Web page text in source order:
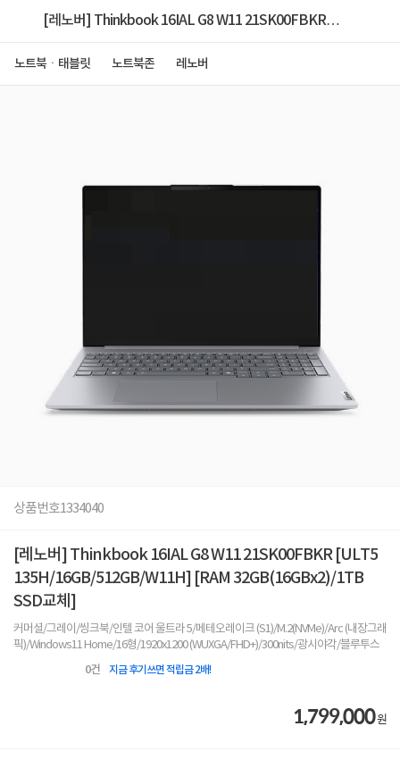
[레노버] Thinkbook 16IAL G8 W11 21SK00FBKR
노트북ㆍ태블릿 노트북존 레노버
상품번호1334040
[레노버] Thinkbook 16IAL G8 W11 21SK00FBKR [ULT5
135H/16GB/512GB/W11H] [RAM 32GB(16GBx2)/1TB
SSD교체]
커머셜/그레이/씽크북/인텔 코어 울트라 5/메테오레이크 (S1)/M.2(NVMe)/Arc (내장그래
픽)/Windows11 Home/16형/1920x1200 (WUXGA/FHD+)/300nits/광시야각/블루투스
0건 지금 후기쓰면 적립금 2배!
1,799,000원